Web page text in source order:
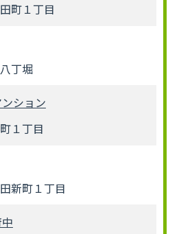
町１丁目
丁堀
ション
１丁目
新町１丁目